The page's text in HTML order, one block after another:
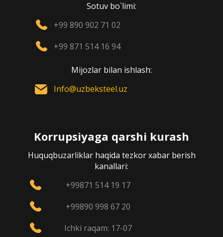
Sotuv bo`limi:
+99 890 902 71 02
+99 871 514 16 94
Mijozlar bilan ishlash:
Info@uzbeksteel.uz
Korrupsiyaga qarshi kurash
Huquqbuzarliklar haqida tezkor xabar berish
kanallari:
+99871 514 19 17
+99890 998 67 20
Ichki raqam: 17-07